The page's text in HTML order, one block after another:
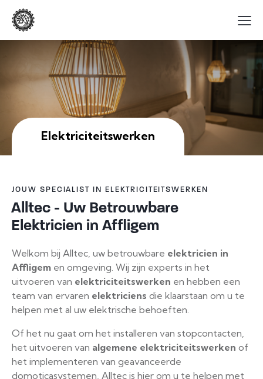
Elektriciteitswerken
JOUW SPECIALIST IN ELEKTRICITEITSWERKEN
Alltec - Uw Betrouwbare
Elektricien in Affligem
Welkom bij Alltec, uw betrouwbare elektricien in
Affligem en omgeving. Wij zijn experts in het
uitvoeren van elektriciteitswerken en hebben een
team van ervaren elektriciens die klaarstaan om u te
helpen met al uw elektrische behoeften.
Of het nu gaat om het installeren van stopcontacten,
het uitvoeren van algemene elektriciteitswerken of
het implementeren van geavanceerde
domoticasystemen, Alltec is hier om u te helpen met